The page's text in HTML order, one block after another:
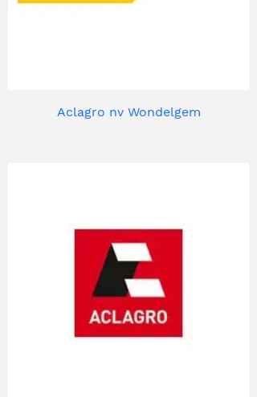
Aclagro nv Wondelgem